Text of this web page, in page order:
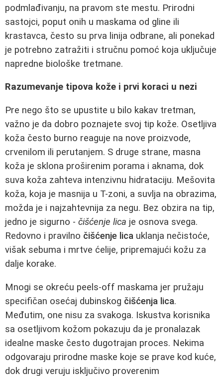
podmlađivanju, na pravom ste mestu. Prirodni
sastojci, poput onih u maskama od gline ili
krastavca, često su prva linija odbrane, ali ponekad
je potrebno zatražiti i stručnu pomoć koja uključuje
napredne biološke tretmane.
Razumevanje tipova kože i prvi koraci u nezi
Pre nego što se upustite u bilo kakav tretman,
važno je da dobro poznajete svoj tip kože. Osetljiva
koža često burno reaguje na nove proizvode,
crvenilom ili perutanjem. S druge strane, masna
koža je sklona proširenim porama i aknama, dok
suva koža zahteva intenzivnu hidrataciju. Mešovita
koža, koja je masnija u T-zoni, a suvlja na obrazima,
možda je i najzahtevnija za negu. Bez obzira na tip,
jedno je sigurno - čišćenje lica je osnova svega.
Redovno i pravilno čišćenje lica uklanja nečistoće,
višak sebuma i mrtve ćelije, pripremajući kožu za
dalje korake.
Mnogi se okreću peels-off maskama jer pružaju
specifičan osećaj dubinskog čišćenja lica.
Međutim, one nisu za svakoga. Iskustva korisnika
sa osetljivom kožom pokazuju da je pronalazak
idealne maske često dugotrajan proces. Nekima
odgovaraju prirodne maske koje se prave kod kuće,
dok drugi veruju isključivo proverenim